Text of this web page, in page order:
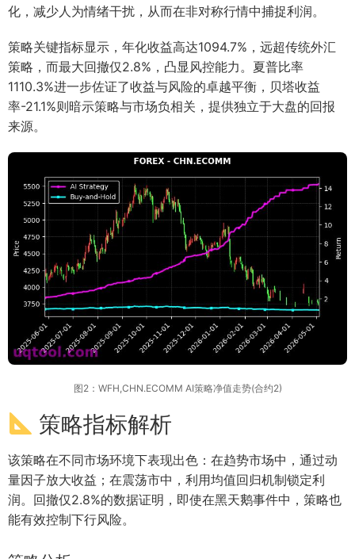
化，减少人为情绪干扰，从而在非对称行情中捕捉利润。
策略关键指标显示，年化收益高达1094.7%，远超传统外汇
策略，而最大回撤仅2.8%，凸显风控能力。夏普比率
1110.3%进一步佐证了收益与风险的卓越平衡，贝塔收益
率-21.1%则暗示策略与市场负相关，提供独立于大盘的回报
来源。
图2：WFH,CHN.ECOMM AI策略净值走势(合约2)
策略指标解析
该策略在不同市场环境下表现出色：在趋势市场中，通过动
量因子放大收益；在震荡市中，利用均值回归机制锁定利
润。回撤仅2.8%的数据证明，即使在黑天鹅事件中，策略也
能有效控制下行风险。